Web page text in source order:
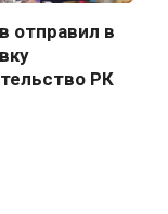
отправил в
РК